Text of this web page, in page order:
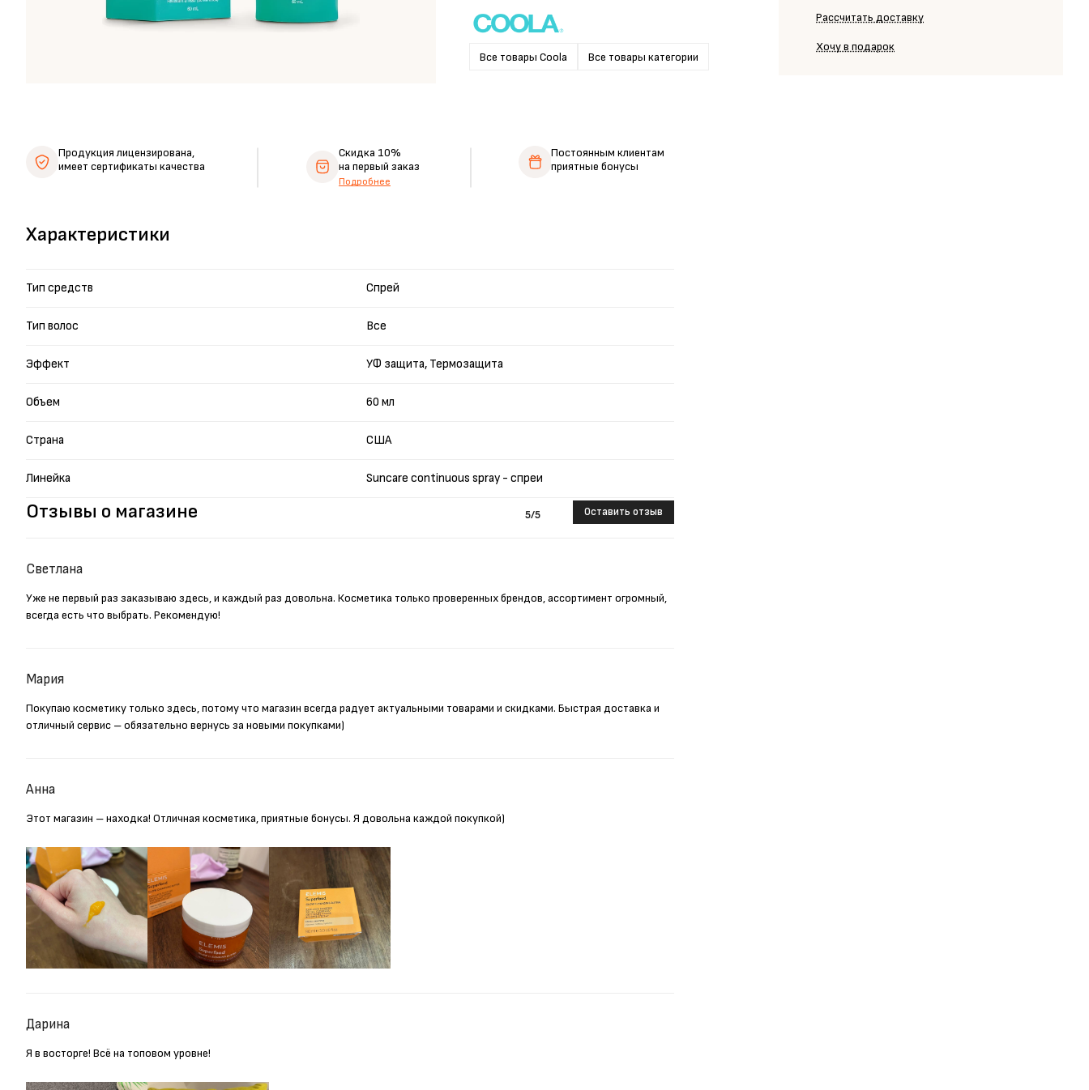
Все товары Coola Все товары категории
Рассчитать доставку
Хочу в подарок
Отзывы о магазине 5/5 Оставить отзыв
Светлана
Уже не первый раз заказываю здесь, и каждый раз довольна. Косметика только проверенных брендов, ассортимент огромный,
всегда есть что выбрать. Рекомендую!
Мария
Покупаю косметику только здесь, потому что магазин всегда радует актуальными товарами и скидками. Быстрая доставка и
отличный сервис – обязательно вернусь за новыми покупками)
Анна
Этот магазин – находка! Отличная косметика, приятные бонусы. Я довольна каждой покупкой)
Дарина
Я в восторге! Всё на топовом уровне!
Характеристики
Тип средств Спрей
Тип волос Все
Эффект УФ защита, Термозащита
Объем 60 мл
Страна США
Линейка Suncare continuous spray - спреи
Продукция лицензирована,
имеет сертификаты качества
Скидка 10%
на первый заказ
Подробнее
Постоянным клиентам
приятные бонусы